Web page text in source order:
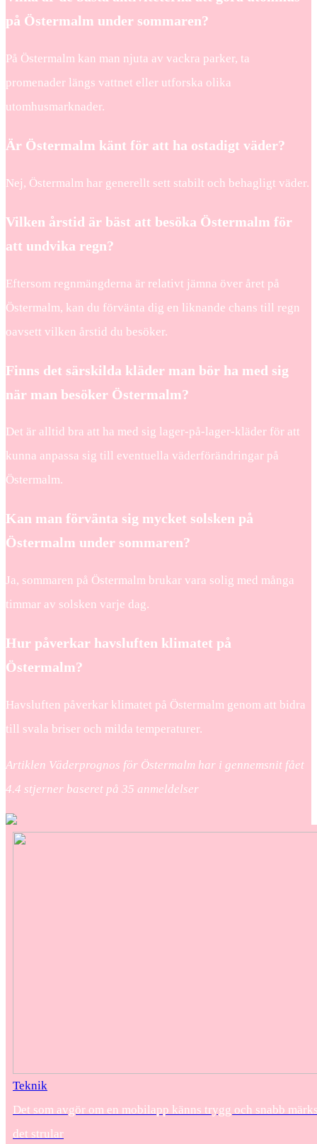
på Östermalm under sommaren?
På Östermalm kan man njuta av vackra parker, ta
promenader längs vattnet eller utforska olika
utomhusmarknader.
Är Östermalm känt för att ha ostadigt väder?
Nej, Östermalm har generellt sett stabilt och behagligt väder.
Vilken årstid är bäst att besöka Östermalm för
att undvika regn?
Eftersom regnmängderna är relativt jämna över året på
Östermalm, kan du förvänta dig en liknande chans till regn
oavsett vilken årstid du besöker.
Finns det särskilda kläder man bör ha med sig
när man besöker Östermalm?
Det är alltid bra att ha med sig lager-på-lager-kläder för att
kunna anpassa sig till eventuella väderförändringar på
Östermalm.
Kan man förvänta sig mycket solsken på
Östermalm under sommaren?
Ja, sommaren på Östermalm brukar vara solig med många
timmar av solsken varje dag.
Hur påverkar havsluften klimatet på
Östermalm?
Havsluften påverkar klimatet på Östermalm genom att bidra
till svala briser och milda temperaturer.
Artiklen Väderprognos för Östermalm har i gennemsnit fået
4.4 stjerner baseret på 35 anmeldelser
Teknik
Det som avgör om en mobilapp känns trygg och snabb
det strular